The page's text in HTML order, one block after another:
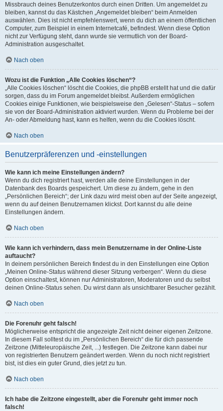
Missbrauch deines Benutzerkontos durch einen Dritten. Um angemeldet zu
bleiben, kannst du das Kästchen „Angemeldet bleiben“ beim Anmelden
auswählen. Dies ist nicht empfehlenswert, wenn du dich an einem öffentlichen
Computer, zum Beispiel in einem Internetcafé, befindest. Wenn diese Option
nicht zur Verfügung steht, dann wurde sie vermutlich von der Board-
Administration ausgeschaltet.
Nach oben
Wozu ist die Funktion „Alle Cookies löschen“?
„Alle Cookies löschen“ löscht die Cookies, die phpBB erstellt hat und die dafür
sorgen, dass du im Forum angemeldet bleibst. Außerdem ermöglichen
Cookies einige Funktionen, wie beispielsweise den „Gelesen“-Status – sofern
sie von der Board-Administration aktiviert wurden. Wenn du Probleme bei der
An- oder Abmeldung hast, kann es helfen, wenn du die Cookies löscht.
Nach oben
Benutzerpräferenzen und -einstellungen
Wie kann ich meine Einstellungen ändern?
Wenn du dich registriert hast, werden alle deine Einstellungen in der
Datenbank des Boards gespeichert. Um diese zu ändern, gehe in den
„Persönlichen Bereich“; der Link dazu wird meist oben auf der Seite angezeigt,
wenn du auf deinen Benutzernamen klickst. Dort kannst du alle deine
Einstellungen ändern.
Nach oben
Wie kann ich verhindern, dass mein Benutzername in der Online-Liste
auftaucht?
In deinem persönlichen Bereich findest du in den Einstellungen eine Option
„Meinen Online-Status während dieser Sitzung verbergen“. Wenn du diese
Option einschaltest, können nur Administratoren, Moderatoren und du selbst
deinen Online-Status sehen. Du wirst dann als unsichtbarer Besucher gezählt.
Nach oben
Die Forenuhr geht falsch!
Möglicherweise entspricht die angezeigte Zeit nicht deiner eigenen Zeitzone.
In diesem Fall solltest du im „Persönlichen Bereich“ die für dich passende
Zeitzone (Mitteleuropäische Zeit, ...) festlegen. Die Zeitzone kann dabei nur
von registrierten Benutzern geändert werden. Wenn du noch nicht registriert
bist, ist dies ein guter Grund, dies jetzt zu tun.
Nach oben
Ich habe die Zeitzone eingestellt, aber die Forenuhr geht immer noch
falsch!